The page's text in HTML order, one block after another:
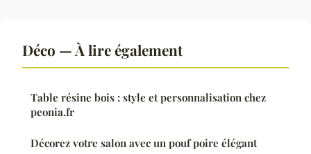
Déco — À lire également
Table résine bois : style et personnalisation chez
peonia.fr
Décorez votre salon avec un pouf poire élégant